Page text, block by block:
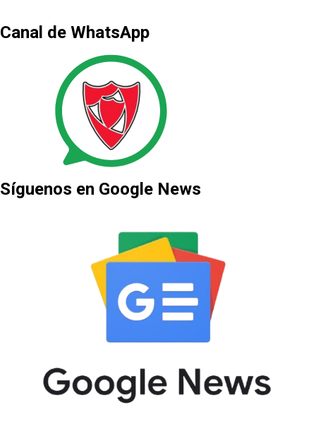
Canal de WhatsApp
Síguenos en Google News